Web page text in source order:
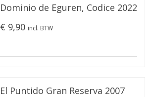
Dominio de Eguren, Codice 2022
€ 9,90 incl. BTW
El Puntido Gran Reserva 2007